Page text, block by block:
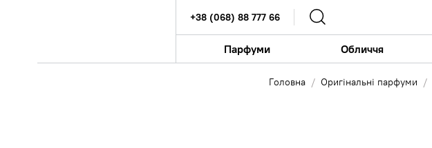
+38 (068) 88 777 66
Парфуми Обличчя
Головна Оригінальні парфуми